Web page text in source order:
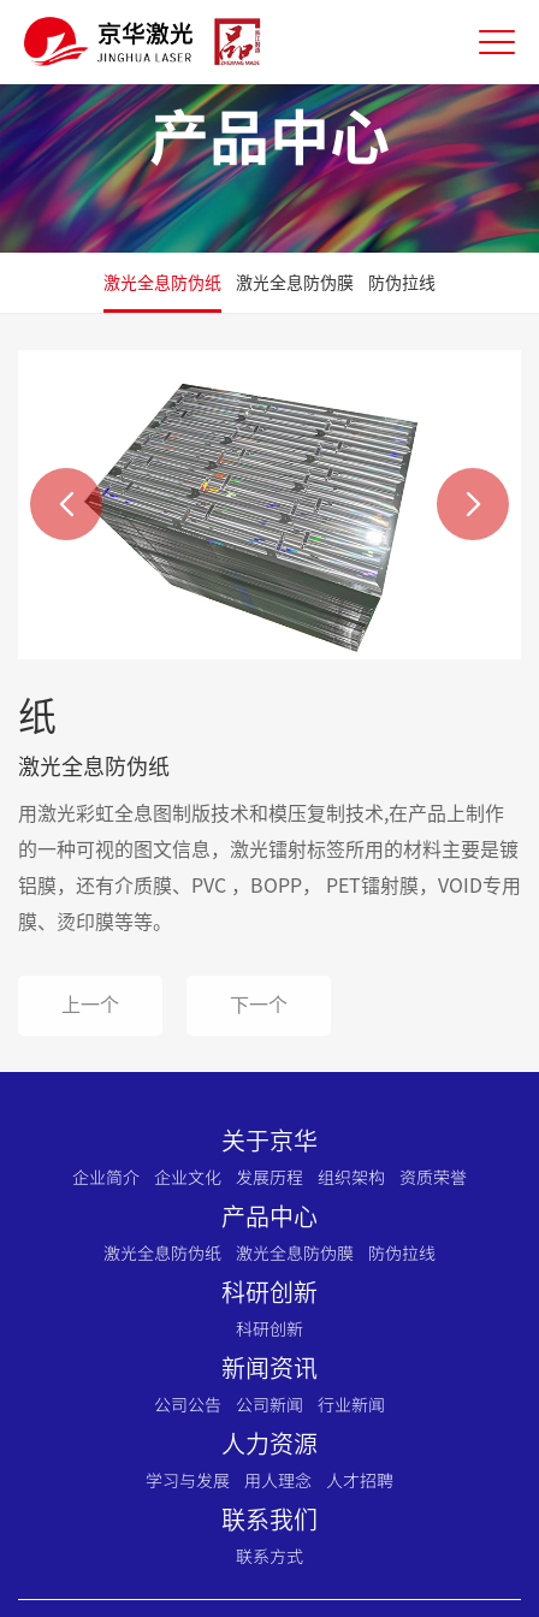
产品中心
激光全息防伪纸 激光全息防伪膜 防伪拉线
纸
激光全息防伪纸
用激光彩虹全息图制版技术和模压复制技术,在产品上制作
的一种可视的图文信息，激光镭射标签所用的材料主要是镀
铝膜，还有介质膜、PVC ，BOPP， PET镭射膜，VOID专用
膜、烫印膜等等。
上一个 下一个
关于京华
企业简介 企业文化 发展历程 组织架构
资质荣誉
产品中心
激光全息防伪纸 激光全息防伪膜
防伪拉线
科研创新
科研创新
新闻资讯
公司公告
公司新闻
行业新闻
人力资源
学习与发展
用人理念
人才招聘
联系我们
联系方式